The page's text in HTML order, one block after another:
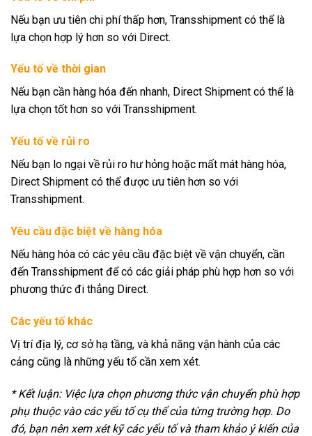
Nếu bạn ưu tiên chi phí thấp hơn, Transshipment có thể là
lựa chọn hợp lý hơn so với Direct.
Yếu tố về thời gian
Nếu bạn cần hàng hóa đến nhanh, Direct Shipment có thể là
lựa chọn tốt hơn so với Transshipment.
Yếu tố về rủi ro
Nếu bạn lo ngại về rủi ro hư hỏng hoặc mất mát hàng hóa,
Direct Shipment có thể được ưu tiên hơn so với
Transshipment.
Yêu cầu đặc biệt về hàng hóa
Nếu hàng hóa có các yêu cầu đặc biệt về vận chuyển, cần
đến Transshipment để có các giải pháp phù hợp hơn so với
phương thức đi thẳng Direct.
Các yếu tố khác
Vị trí địa lý, cơ sở hạ tầng, và khả năng vận hành của các
cảng cũng là những yếu tố cần xem xét.
* Kết luận: Việc lựa chọn phương thức vận chuyển phù hợp
phụ thuộc vào các yếu tố cụ thể của từng trường hợp. Do
đó, bạn nên xem xét kỹ các yếu tố và tham khảo ý kiến của